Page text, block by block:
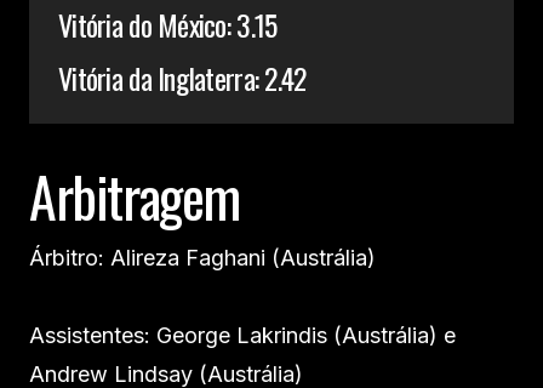
Vitória do México: 3.15
Vitória da Inglaterra: 2.42
Arbitragem
Árbitro: Alireza Faghani (Austrália)
Assistentes: George Lakrindis (Austrália) e
Andrew Lindsay (Austrália)